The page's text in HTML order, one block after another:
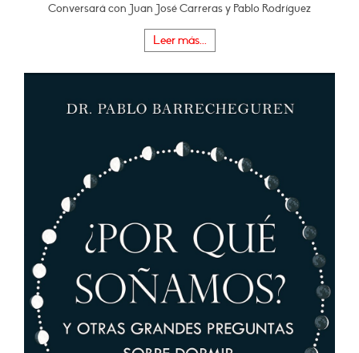
Conversará con Juan José Carreras y Pablo Rodríguez
Leer más...